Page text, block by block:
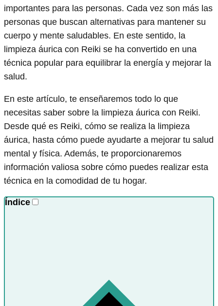
importantes para las personas. Cada vez son más las
personas que buscan alternativas para mantener su
cuerpo y mente saludables. En este sentido, la
limpieza áurica con Reiki se ha convertido en una
técnica popular para equilibrar la energía y mejorar la
salud.
En este artículo, te enseñaremos todo lo que
necesitas saber sobre la limpieza áurica con Reiki.
Desde qué es Reiki, cómo se realiza la limpieza
áurica, hasta cómo puede ayudarte a mejorar tu salud
mental y física. Además, te proporcionaremos
información valiosa sobre cómo puedes realizar esta
técnica en la comodidad de tu hogar.
Índice